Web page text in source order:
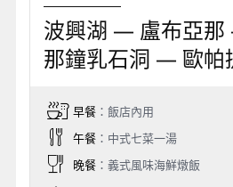
波興湖 — 盧布亞
那鐘乳石洞 — 歐帕
早餐：飯店內用
午餐：中式七菜一湯
晚餐：義式風味海鮮燉飯